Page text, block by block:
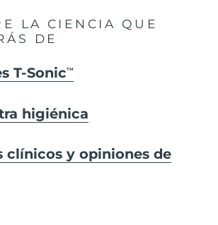
LA CIENCIA QUE
DE
T-SonicTM
higiénica
clínicos y opiniones de